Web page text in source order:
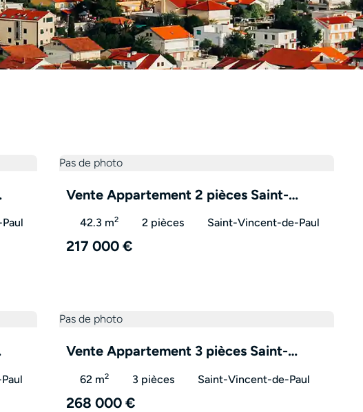
Pas de photo
Vente Appartement 2 pièces Saint-
Vincent-de-Paul 40990 – VA3244
42.3 m2 2 pièces Saint-Vincent-de-Paul
217 000 €
Pas de photo
Vente Appartement 3 pièces Saint-
Vincent-de-Paul 40990 – VA3236
62 m2 3 pièces Saint-Vincent-de-Paul
268 000 €